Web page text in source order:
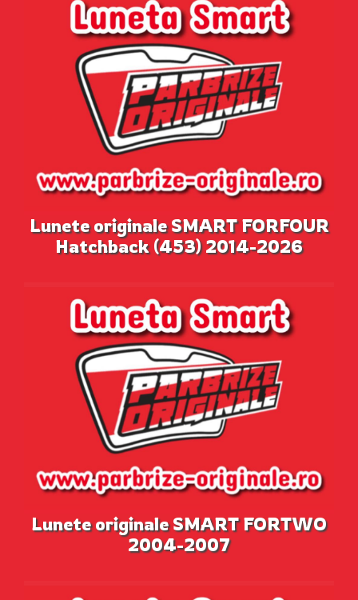
Lunete originale SMART FORFOUR
Hatchback (453) 2014-2026
Lunete originale SMART FORTWO
2004-2007